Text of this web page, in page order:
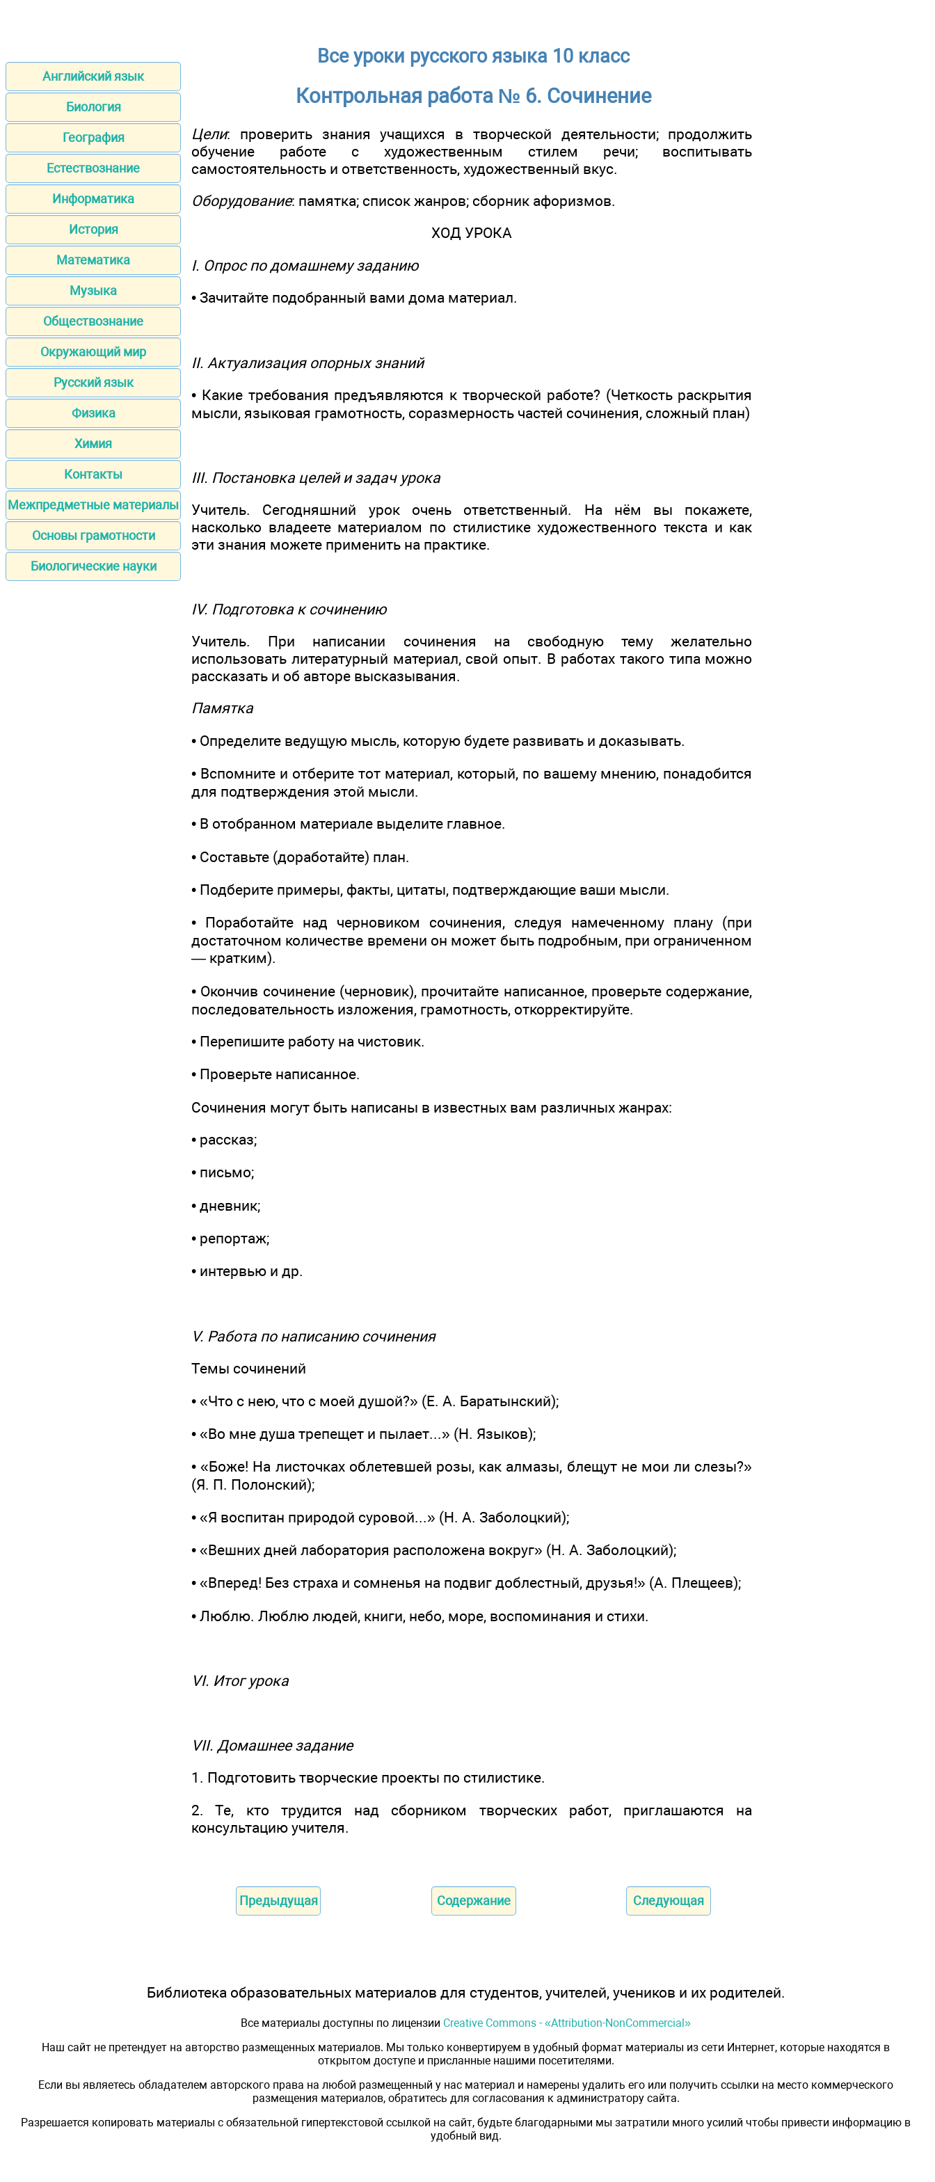
Английский язык
Биология
География
Естествознание
Информатика
История
Математика
Музыка
Обществознание
Окружающий мир
Русский язык
Физика
Химия
Контакты
Межпредметные материалы
Основы грамотности
Биологические науки
Все уроки русского языка 10 класс
Контрольная работа № 6. Сочинение
Цели: проверить знания учащихся в творческой деятельности; продолжить
обучение работе с художественным стилем речи; воспитывать
самостоятельность и ответственность, художественный вкус.
Оборудование: памятка; список жанров; сборник афоризмов.
ХОД УРОКА
I. Опрос по домашнему заданию
• Зачитайте подобранный вами дома материал.
II. Актуализация опорных знаний
• Какие требования предъявляются к творческой работе? (Четкость раскрытия
мысли, языковая грамотность, соразмерность частей сочинения, сложный план)
III. Постановка целей и задач урока
Учитель. Сегодняшний урок очень ответственный. На нём вы покажете,
насколько владеете материалом по стилистике художественного текста и как
эти знания можете применить на практике.
IV. Подготовка к сочинению
Учитель. При написании сочинения на свободную тему желательно
использовать литературный материал, свой опыт. В работах такого типа можно
рассказать и об авторе высказывания.
Памятка
• Определите ведущую мысль, которую будете развивать и доказывать.
• Вспомните и отберите тот материал, который, по вашему мнению, понадобится
для подтверждения этой мысли.
• В отобранном материале выделите главное.
• Составьте (доработайте) план.
• Подберите примеры, факты, цитаты, подтверждающие ваши мысли.
• Поработайте над черновиком сочинения, следуя намеченному плану (при
достаточном количестве времени он может быть подробным, при ограниченном
— кратким).
• Окончив сочинение (черновик), прочитайте написанное, проверьте содержание,
последовательность изложения, грамотность, откорректируйте.
• Перепишите работу на чистовик.
• Проверьте написанное.
Сочинения могут быть написаны в известных вам различных жанрах:
• рассказ;
• письмо;
• дневник;
• репортаж;
• интервью и др.
V. Работа по написанию сочинения
Темы сочинений
• «Что с нею, что с моей душой?» (Е. А. Баратынский);
• «Во мне душа трепещет и пылает...» (Н. Языков);
• «Боже! На листочках облетевшей розы, как алмазы, блещут не мои ли слезы?»
(Я. П. Полонский);
• «Я воспитан природой суровой...» (Н. А. Заболоцкий);
• «Вешних дней лаборатория расположена вокруг» (Н. А. Заболоцкий);
• «Вперед! Без страха и сомненья на подвиг доблестный, друзья!» (А. Плещеев);
• Люблю. Люблю людей, книги, небо, море, воспоминания и стихи.
VI. Итог урока
VII. Домашнее задание
1. Подготовить творческие проекты по стилистике.
2. Те, кто трудится над сборником творческих работ, приглашаются на
консультацию учителя.
Предыдущая Содержание Следующая
Библиотека образовательных материалов для студентов, учителей, учеников и их родителей.
Все материалы доступны по лицензии Creative Commons - «Attribution-NonCommercial»
Наш сайт не претендует на авторство размещенных материалов. Мы только конвертируем в удобный формат материалы из сети Интернет, которые находятся в
открытом доступе и присланные нашими посетителями.
Если вы являетесь обладателем авторского права на любой размещенный у нас материал и намерены удалить его или получить ссылки на место коммерческого
размещения материалов, обратитесь для согласования к администратору сайта.
Разрешается копировать материалы с обязательной гипертекстовой ссылкой на сайт, будьте благодарными мы затратили много усилий чтобы привести информацию в
удобный вид.